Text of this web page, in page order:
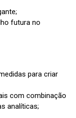
futura no
para criar
com combinação
analíticas;